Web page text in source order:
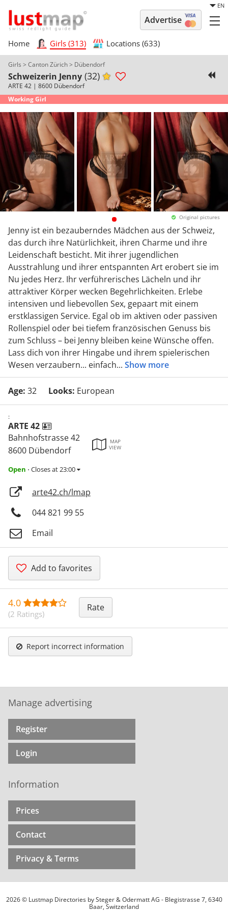
EN
Advertise
Home Girls (313) Locations (633)
Girls > Canton Zürich> Dübendorf
Schweizerin Jenny (32)
ARTE 42 | 8600 Dübendorf
Working Girl
Original pictures
Jenny ist ein bezauberndes Mädchen aus der Schweiz,
das durch ihre Natürlichkeit, ihren Charme und ihre
Leidenschaft besticht. Mit ihrer jugendlichen
Ausstrahlung und ihrer entspannten Art erobert sie im
Nu jedes Herz. Ihr verführerisches Lächeln und ihr
attraktiver Körper wecken Begehrlichkeiten. Erlebe
intensiven und liebevollen Sex, gepaart mit einem
erstklassigen Service. Egal ob im aktiven oder passiven
Rollenspiel oder bei tiefem französischen Genuss bis
zum Schluss – bei Jenny bleiben keine Wünsche offen.
Lass dich von ihrer Hingabe und ihrem spielerischen
Wesen verzaubern... einfach... Show more
Age: 32 Looks: European
:
ARTE 42
Bahnhofstrasse 42
8600 Dübendorf
MAP
VIEW
Open ⋅ Closes at 23:00
arte42.ch/lmap
044 821 99 55
Email
Add to favorites
4.0
(2 Ratings)
Rate
Report incorrect information
Manage advertising
Register
Login
Information
Prices
Contact
Privacy & Terms
2026 © Lustmap Directories by Steger & Odermatt AG - Blegistrasse 7, 6340
Baar, Switzerland